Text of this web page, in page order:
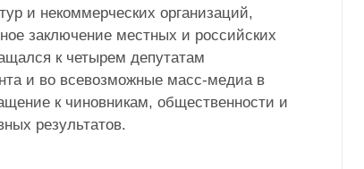
и некоммерческих организаций,
заключение местных и российских
к четырем депутатам
и во всевозможные масс-медиа в
к чиновникам, общественности и
результатов.